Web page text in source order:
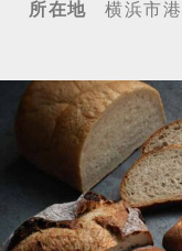
所在地
横浜市